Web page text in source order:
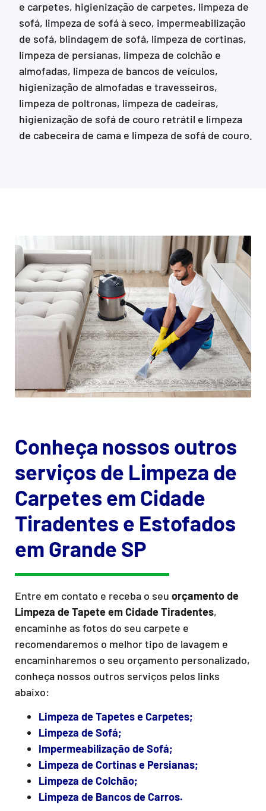
e carpetes, higienização de carpetes, limpeza de
sofá, limpeza de sofá à seco, impermeabilização
de sofá, blindagem de sofá, limpeza de cortinas,
limpeza de persianas, limpeza de colchão e
almofadas, limpeza de bancos de veículos,
higienização de almofadas e travesseiros,
limpeza de poltronas, limpeza de cadeiras,
higienização de sofá de couro retrátil e limpeza
de cabeceira de cama e limpeza de sofá de couro.
Conheça nossos outros
serviços de Limpeza de
Carpetes em Cidade
Tiradentes e Estofados
em Grande SP
Entre em contato e receba o seu orçamento de
Limpeza de Tapeteem Cidade Tiradentes,
encaminhe as fotos do seu carpete e
recomendaremos o melhor tipo de lavagem e
encaminharemos o seu orçamento personalizado,
conheça nossos outros serviços pelos links
abaixo:
Limpeza de Tapetes e Carpetes;
Limpeza de Sofá;
Impermeabilização de Sofá;
Limpeza de Cortinas e Persianas;
Limpeza de Colchão;
Limpeza de Bancos de Carros.